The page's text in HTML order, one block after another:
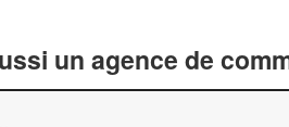
un agence de